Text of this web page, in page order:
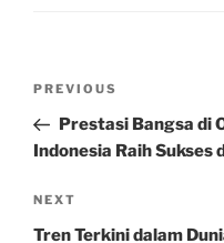
Previous
Post
PREVIOUS
Prestasi Bangsa di
Indonesia Raih Sukses
Next
Post
NEXT
Tren Terkini dalam